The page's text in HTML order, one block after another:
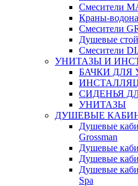
Смесители
Краны-
Смесители
Душевые
Смесители
УНИТАЗЫ И
БАЧКИ ДЛЯ
СИДЕНЬЯ
УНИТАЗЫ
ДУШЕВЫЕ
Душевые
Grossman
Душевые
Душевые
Душевые
Spa